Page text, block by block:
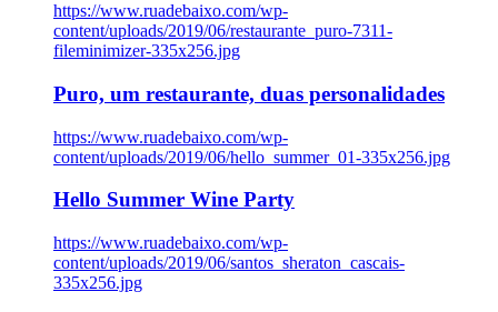
https://www.ruadebaixo.com/wp-
content/uploads/2019/06/restaurante_puro-7311-
fileminimizer-335x256.jpg
Puro, um restaurante, duas personalidades
https://www.ruadebaixo.com/wp-
content/uploads/2019/06/hello_summer_01-335x256.jpg
Hello Summer Wine Party
https://www.ruadebaixo.com/wp-
content/uploads/2019/06/santos_sheraton_cascais-
335x256.jpg